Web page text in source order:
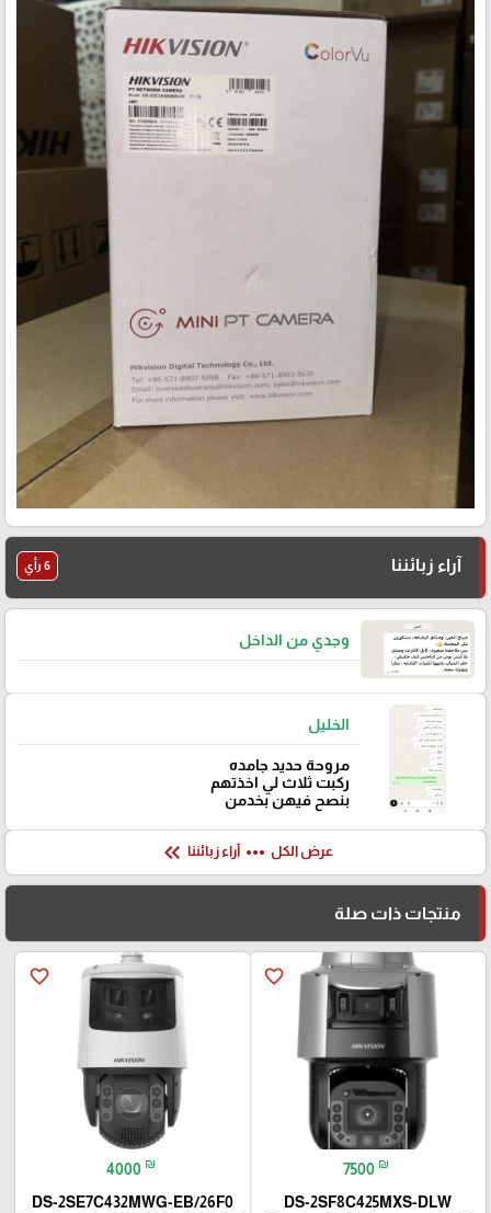
آراء زبائننا 6 رأي
وجدي من الداخل
الخليل
مروحة حديد جامده
ركبت ثلاث لي اخذتهم
بنصح فيهن بخدمن
عرض الكل more_horiz آراء زبائننا keyboard_double_arrow_left
منتجات ذات صلة
favorite_border
7500 ₪
DS-2SF8C425MXS-DLW
favorite_border
4000 ₪
DS-2SE7C432MWG-EB/26F0